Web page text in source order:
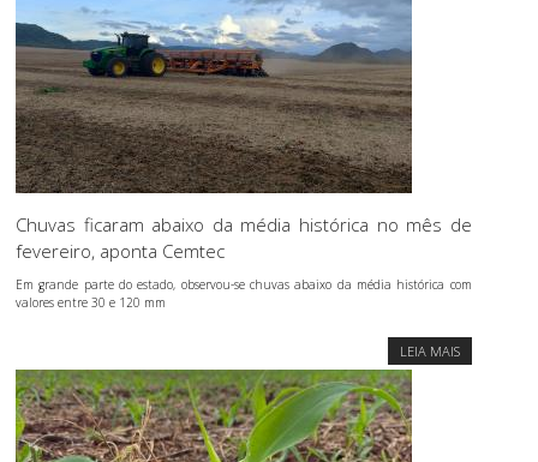
Chuvas ficaram abaixo da média histórica no mês de
fevereiro, aponta Cemtec
Em grande parte do estado, observou-se chuvas abaixo da média histórica com
valores entre 30 e 120 mm
LEIA MAIS